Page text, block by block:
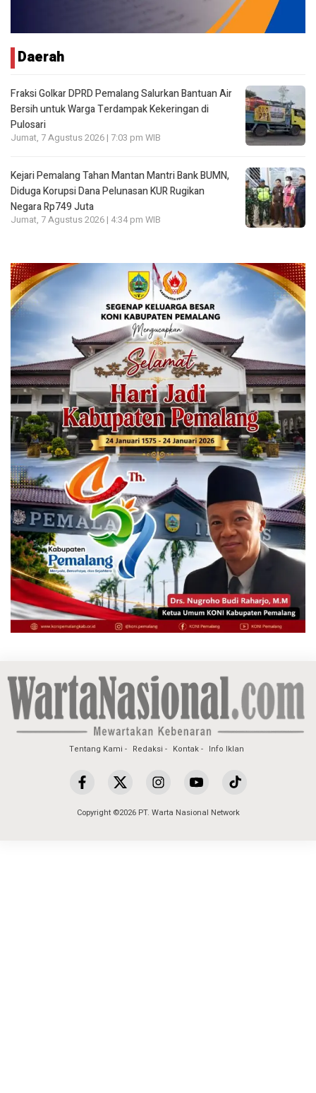
Daerah
Fraksi Golkar DPRD Pemalang Salurkan Bantuan Air
Bersih untuk Warga Terdampak Kekeringan di
Pulosari
Jumat, 7 Agustus 2026 | 7:03 pm WIB
Kejari Pemalang Tahan Mantan Mantri Bank BUMN,
Diduga Korupsi Dana Pelunasan KUR Rugikan
Negara Rp749 Juta
Jumat, 7 Agustus 2026 | 4:34 pm WIB
Tentang Kami Redaksi Kontak Info Iklan
Copyright ©2026 PT. Warta Nasional Network